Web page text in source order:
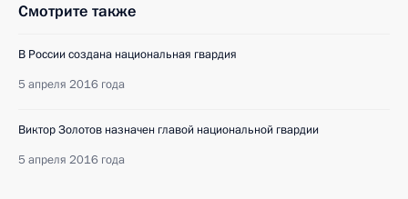
Смотрите также
В России создана национальная гвардия
5 апреля 2016 года
Виктор Золотов назначен главой национальной гвардии
5 апреля 2016 года